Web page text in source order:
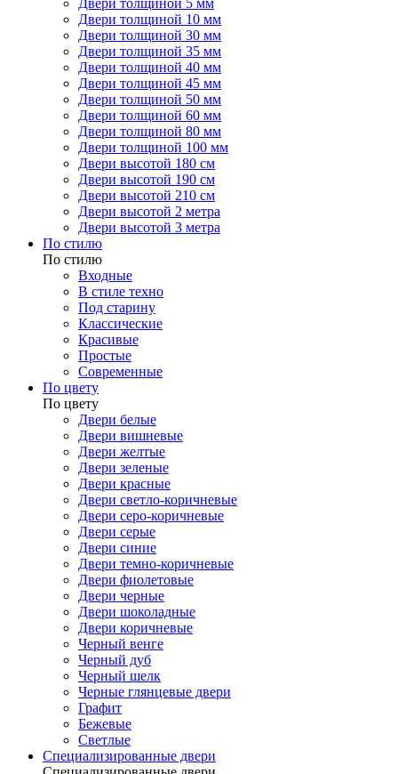
Двери толщиной 5 мм
Двери толщиной 10 мм
Двери толщиной 30 мм
Двери толщиной 35 мм
Двери толщиной 40 мм
Двери толщиной 45 мм
Двери толщиной 50 мм
Двери толщиной 60 мм
Двери толщиной 80 мм
Двери толщиной 100 мм
Двери высотой 180 см
Двери высотой 190 см
Двери высотой 210 см
Двери высотой 2 метра
Двери высотой 3 метра
По стилю
По стилю
Входные
В стиле техно
Под старину
Классические
Красивые
Простые
Современные
По цвету
По цвету
Двери белые
Двери вишневые
Двери желтые
Двери зеленые
Двери красные
Двери светло-коричневые
Двери серо-коричневые
Двери серые
Двери синие
Двери темно-коричневые
Двери фиолетовые
Двери черные
Двери шоколадные
Двери коричневые
Черный венге
Черный дуб
Черный шелк
Черные глянцевые двери
Графит
Бежевые
Светлые
Специализированные двери